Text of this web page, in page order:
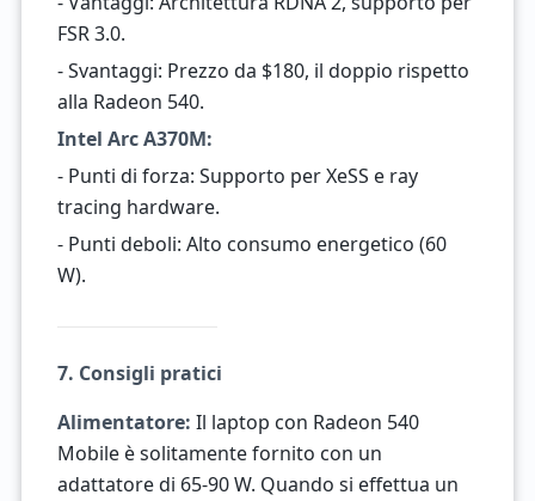
FSR 3.0.
- Svantaggi: Prezzo da $180, il doppio rispetto
alla Radeon 540.
Intel Arc A370M:
- Punti di forza: Supporto per XeSS e ray
tracing hardware.
- Punti deboli: Alto consumo energetico (60
W).
7. Consigli pratici
Alimentatore: Il laptop con Radeon 540
Mobile è solitamente fornito con un
adattatore di 65-90 W. Quando si effettua un